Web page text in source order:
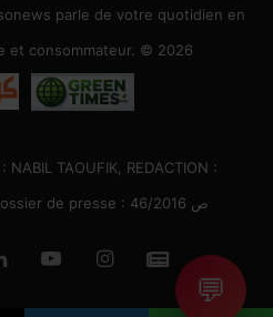
parle de votre quotidien en
et consommateur. © 2026
TAOUFIK, REDACTION :
MARWANE TAOUFIK, Dossier de presse : 46/2016 ص
LinkedinYouTubeInstagram
Google
News
💬